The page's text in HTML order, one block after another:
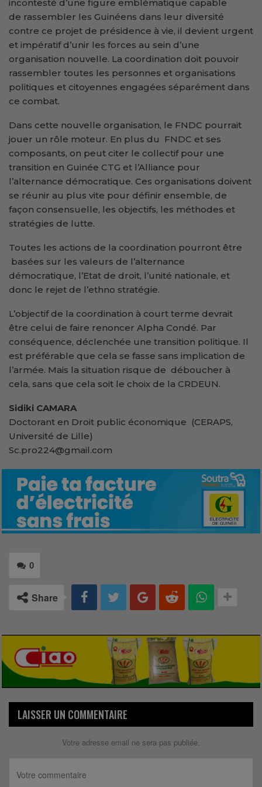
incontesté d’une figure emblématique capable
de rassembler les Guinéens dans leur diversité
contre ce projet de présidence à vie, il devient urgent
et impératif d’unir les forces au sein d’une
organisation nouvelle. La coordination doit pouvoir
rassembler toutes les personnes et organisations
politiques et citoyennes engagées séparément dans
ce combat.
Dans cette nouvelle organisation, le FNDC pourrait
jouer un rôle moteur. En plus du FNDC et ses
composants, on peut citer le collectif pour une
transition en Guinée CTG et l’Alliance pour
l’alternance démocratique. Ces organisations doivent
se réunir au plus vite pour définir ensemble, de
façon consensuelle, les objectifs, les méthodes et
stratégies de lutte.
Toutes les actions de la coordination pourront être
basées sur les valeurs de l’alternance
démocratique, l’Etat de droit, l’unité nationale, et
donc le rejet de l’ethno stratégie.
L’objectif de la coordination à court terme devrait
être celui de faire renoncer Alpha Condé. Par
conséquence, déclenchée une transition politique. Il
est préférable que cela se fasse sans implication de
l’armée. Mais la situation risque de déboucher à
cela, sans que cela soit le choix de la CRDEUN.
Sidiki CAMARA
Doctorant en Droit public économique (CERAPS,
Université de Lille)
Sc.pro224@gmail.com
0
Share
LAISSER UN COMMENTAIRE
Votre adresse email ne sera pas publiée.